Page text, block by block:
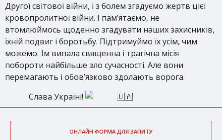
Другої світової війни, і з болем згадуємо жертв цієї
кровопролитної війни. І пам’ятаємо, не
втомлюймось щоденно згадувати наших захисників,
їхній подвиг і боротьбу. Підтримуймо їх усім, чим
можемо. Їм випала священна і трагічна місія
побороти найбільше зло сучасності. Але вони
перемагають і обов’язково здолають ворога.
Слава Україні!
ОНЛАЙН ФОРМА ДЛЯ ЗАПИТУ